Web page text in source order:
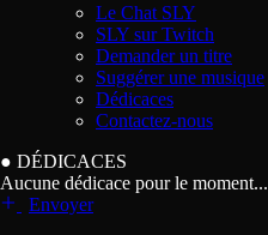
Le Chat SLY
SLY sur Twitch
Demander un titre
Suggérer une musique
Dédicaces
Contactez-nous
● DÉDICACES
Aucune dédicace pour le moment...
Envoyer